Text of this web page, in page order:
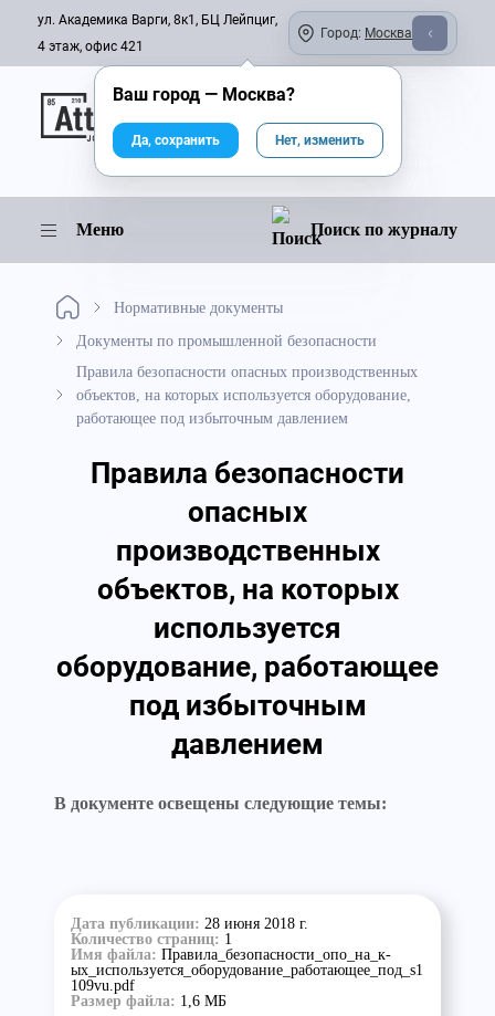
ул. Академика Варги, 8к1, БЦ Лейпциг,
4 этаж, офис 421
Город: Москва
Онлайн-журнал
Меню Поиск по журналу
Нормативные документы
Документы по промышленной безопасности
Правила безопасности опасных производственных
объектов, на которых используется оборудование,
работающее под избыточным давлением
Правила безопасности
опасных
производственных
объектов, на которых
используется
оборудование, работающее
под избыточным
давлением
В документе освещены следующие темы:
Дата публикации: 28 июня 2018 г.
Количество страниц: 1
Имя файла: Правила_безопасности_опо_на_к-
ых_используется_оборудование_работающее_под_s1
109vu.pdf
Размер файла: 1,6 МБ
Ваш город — Москва?
Да, сохранить Нет, изменить